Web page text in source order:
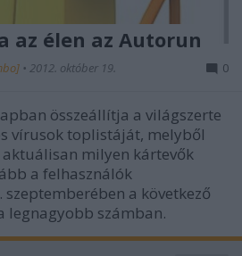
az élen az Autorun
• 2012. október 19. 0
összeállítja a világszerte
vírusok toplistáját, melyből
milyen kártevők
a felhasználók
a következő
legnagyobb számban.